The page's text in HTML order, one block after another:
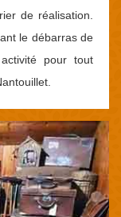
de réalisation.
le débarras de
pour tout